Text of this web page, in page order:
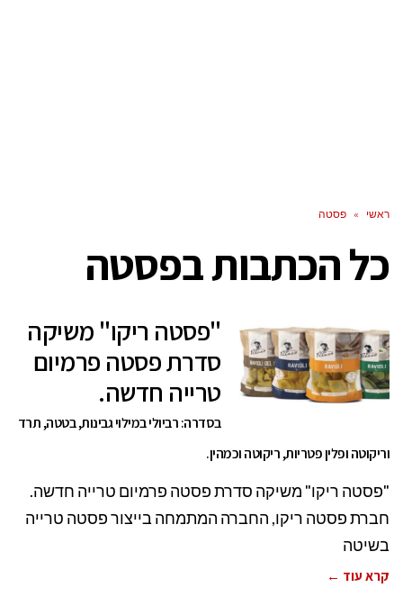
ראשי » פסטה
כל הכתבות בפסטה
"פסטה ריקו" משיקה
סדרת פסטה פרמיום
טרייה חדשה.
בסדרה: רביולי במילוי גבינות, בטטה, תרד
וריקוטה ופלין פטריות, ריקוטה וכמהין.
"פסטה ריקו" משיקה סדרת פסטה פרמיום טרייה חדשה.
חברת פסטה ריקו, החברה המתמחה בייצור פסטה טרייה
בשיטה
קרא עוד ←